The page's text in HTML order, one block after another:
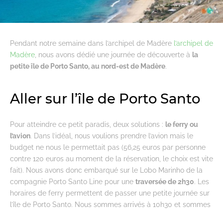
Pendant notre semaine dans l’archipel de Madère l’archipel de
Madère , nous avons dédié une journée de découverte à la
petite île de Porto Santo, au nord-est de Madère.
Aller sur l’île de Porto Santo
Pour atteindre ce petit paradis, deux solutions : le ferry ou
l’avion. Dans l’idéal, nous voulions prendre l’avion mais le
budget ne nous le permettait pas (56,25 euros par personne
contre 120 euros au moment de la réservation, le choix est vite
fait). Nous avons donc embarqué sur le Lobo Marinho de la
compagnie Porto Santo Line pour une traversée de 2h30. Les
horaires de ferry permettent de passer une petite journée sur
l’île de Porto Santo. Nous sommes arrivés à 10h30 et sommes